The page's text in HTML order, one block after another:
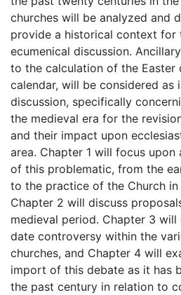
churches will be analyzed and
provide a historical context for
ecumenical discussion.
to the calculation of the Easter
calendar, will be considered as
discussion, specifically
the medieval era for the
and their impact upon
area. Chapter 1 will focus
of this problematic, from the
to the practice of the Church
Chapter 2 will discuss
medieval period. Chapter 3 will
date controversy within the
churches, and Chapter 4 will
import of this debate as it has
the past century in relation to